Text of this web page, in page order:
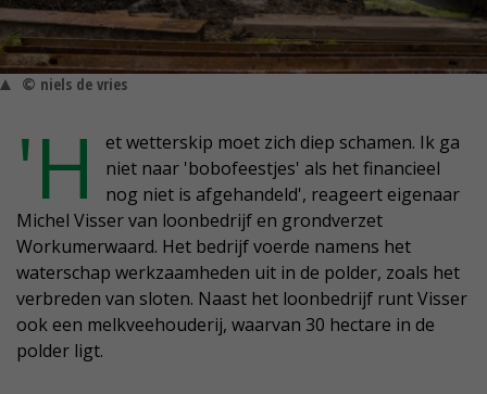
© niels de vries
'H
et wetterskip moet zich diep schamen. Ik ga
niet naar 'bobofeestjes' als het financieel
nog niet is afgehandeld', reageert eigenaar
Michel Visser van loonbedrijf en grondverzet
Workumerwaard. Het bedrijf voerde namens het
waterschap werkzaamheden uit in de polder, zoals het
verbreden van sloten. Naast het loonbedrijf runt Visser
ook een melkveehouderij, waarvan 30 hectare in de
polder ligt.